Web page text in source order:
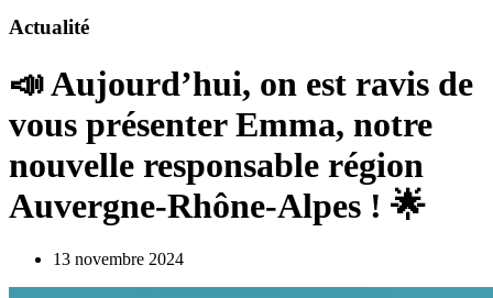
Actualité
📣 Aujourd’hui, on est ravis de
vous présenter Emma, notre
nouvelle responsable région
Auvergne-Rhône-Alpes ! 🌟
13 novembre 2024